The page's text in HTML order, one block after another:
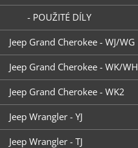
- POUŽITÉ DÍLY
Jeep Grand Cherokee - WJ/WG
Jeep Grand Cherokee - WK/WH
Jeep Grand Cherokee - WK2
Jeep Wrangler - YJ
Jeep Wrangler - TJ